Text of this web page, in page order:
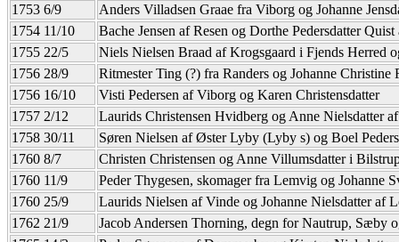
1753 6/9
Anders Villadsen Graae fra Viborg og Johanne
1754 11/10
Bache Jensen af Resen og Dorthe Pedersdatter
1755 22/5
Niels Nielsen Braad af Krogsgaard i Fjends Herred
1756 28/9
Ritmester Ting (?) fra Randers og Johanne Christine
1756 16/10
Visti Pedersen af Viborg og Karen Christensdatter
1757 2/12
Laurids Christensen Hvidberg og Anne Nielsdatter
1758 30/11
Søren Nielsen af Øster Lyby (Lyby s) og Boel
1760 8/7
Christen Christensen og Anne Villumsdatter i
1760 11/9
Peder Thygesen, skomager fra Lemvig og Johanne
1760 25/9
Laurids Nielsen af Vinde og Johanne Nielsdatter af
1762 21/9
Jacob Andersen Thorning, degn for Nautrup, Sæby